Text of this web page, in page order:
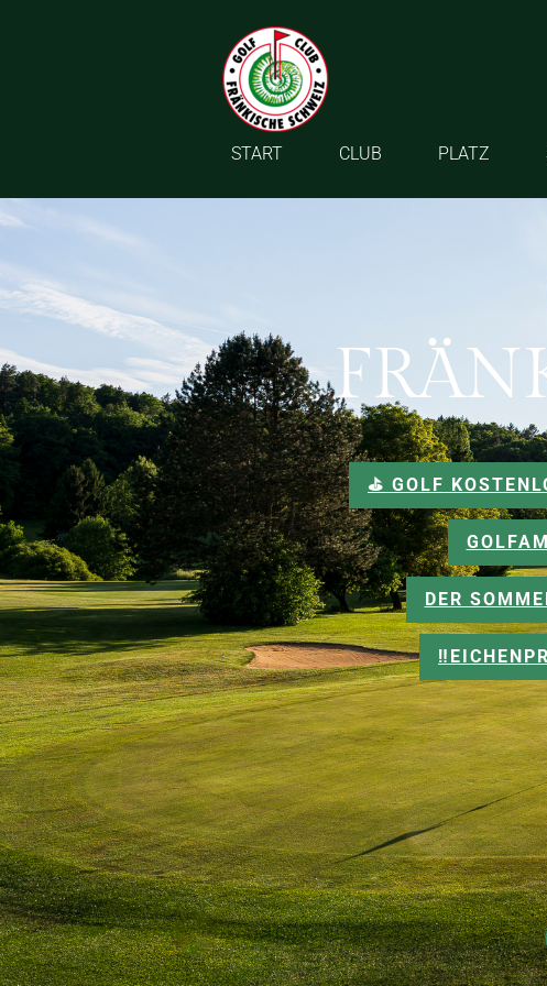
START CLUB PLATZ
⛳️ GOLF
DER